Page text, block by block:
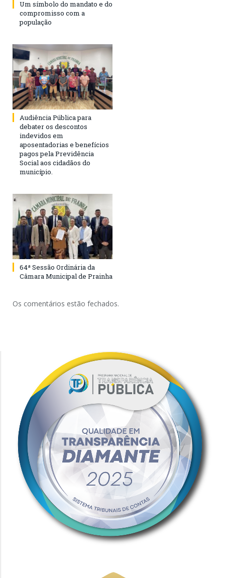
Um símbolo do mandato e do
compromisso com a
população
Audiência Pública para
debater os descontos
indevidos em
aposentadorias e benefícios
pagos pela Previdência
Social aos cidadãos do
município.
64ª Sessão Ordinária da
Câmara Municipal de Prainha
Os comentários estão fechados.